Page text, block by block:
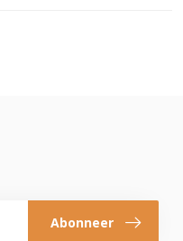
Abonneer